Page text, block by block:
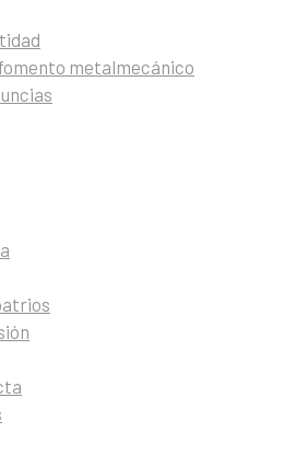
metalmecánico